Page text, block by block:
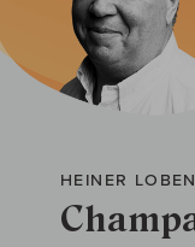
HEINER